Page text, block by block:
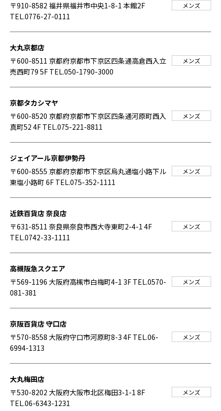
〒910-8582 福井県福井市中央1-8-1 本館2F
TEL.0776-27-0111
メンズ
大丸京都店
〒600-8511 京都府京都市下京区四条通高倉西入立
売西町79 5F TEL.050-1790-3000
メンズ
京都タカシマヤ
〒600-8520 京都府京都市下京区四条通河原町西入
真町52 4F TEL.075-221-8811
メンズ
ジェイアール京都伊勢丹
〒600-8555 京都府京都市下京区烏丸通塩小路下ル
東塩小路町 6F TEL.075-352-1111
メンズ
近鉄百貨店 奈良店
〒631-8511 奈良県奈良市西大寺東町2-4-1 4F
TEL.0742-33-1111
メンズ
高槻阪急スクエア
〒569-1196 大阪府高槻市白梅町4-1 3F TEL.0570-
081-381
メンズ
京阪百貨店 守口店
〒570-8558 大阪府守口市河原町8-3 4F TEL.06-
6994-1313
メンズ
大丸梅田店
〒530-8202 大阪府大阪市北区梅田3-1-1 8F
TEL.06-6343-1231
メンズ